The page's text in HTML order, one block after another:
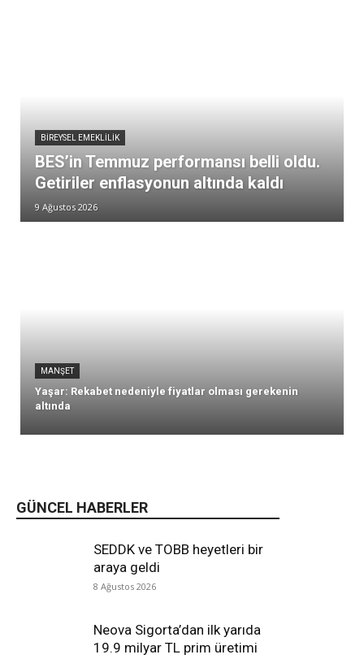
GÜNCEL HABERLER
SEDDK ve TOBB heyetleri bir
araya geldi
8 Ağustos 2026
Neova Sigorta’dan ilk yarıda
19.9 milyar TL prim üretimi
BIREYSEL EMEKLILIK
BES’in Temmuz performansı belli oldu.
Getiriler enflasyonun altında kaldı
9 Ağustos 2026
MANŞET
Yaşar: Rekabet nedeniyle fiyatlar olması gerekenin
altında